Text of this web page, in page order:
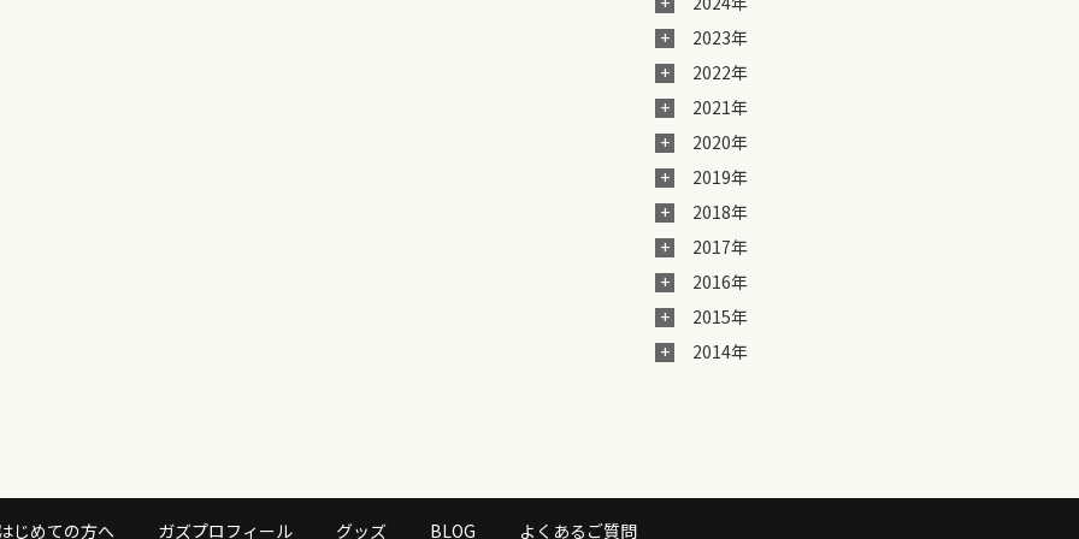
2023年
2022年
2021年
2020年
2019年
2018年
2017年
2016年
2015年
2014年
じめての方へ ガズプロフィール グッズ BLOG よくあるご質問